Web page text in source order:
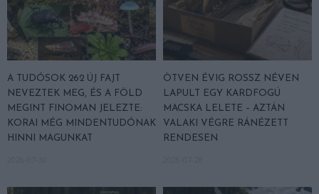
A TUDÓSOK 262 ÚJ FAJT
NEVEZTEK MEG, ÉS A FÖLD
MEGINT FINOMAN JELEZTE:
KORAI MÉG MINDENTUDÓNAK
HINNI MAGUNKAT
ÖTVEN ÉVIG ROSSZ NÉVEN
LAPULT EGY KARDFOGÚ
MACSKA LELETE – AZTÁN
VALAKI VÉGRE RÁNÉZETT
RENDESEN